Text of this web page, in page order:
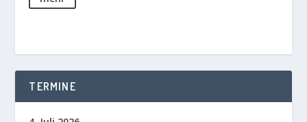
TERMINE